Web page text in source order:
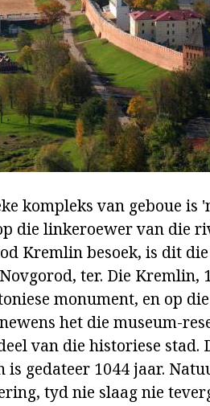
kompleks van geboue
die linkeroewer van die
Kremlin besoek, is dit
ter. Die Kremlin,
monument, en op
het die museum-
van die historiese
is gedateer 1044 jaar.
tyd nie slaag nie